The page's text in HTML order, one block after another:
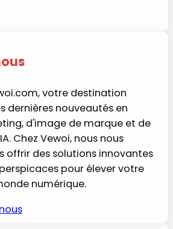
votre destination
dernières nouveautés en
d'image de marque et de
Chez Vewoi, nous nous
offrir des solutions innovantes
pour élever votre
numérique.